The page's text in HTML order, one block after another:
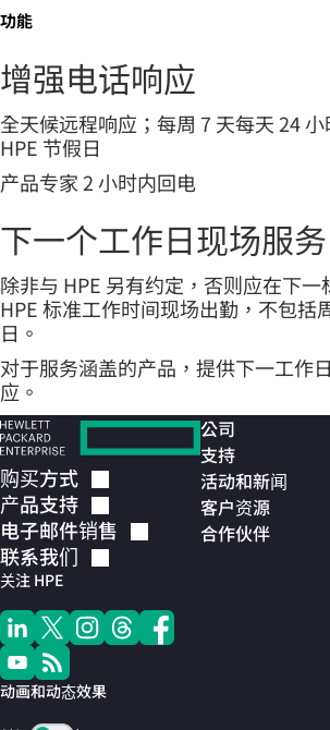
功能
增强电话响应
全天候远程响应；每周 7 天每天 24
HPE 节假日
产品专家 2 小时内回电
下一个工作日现场服务
除非与 HPE 另有约定，否则应在下
HPE 标准工作时间现场出勤，不包括
日。
对于服务涵盖的产品，提供下一工作
应。
购买方式
产品支持
电子邮件销售
联系我们
关注 HPE
动画和动态效果
公司
支持
活动和新闻
客户资源
合作伙伴